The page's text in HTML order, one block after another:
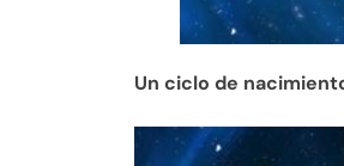
Un ciclo de